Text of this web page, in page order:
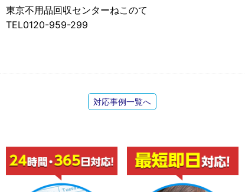
東京不用品回収センターねこのて
TEL0120-959-299
対応事例一覧へ